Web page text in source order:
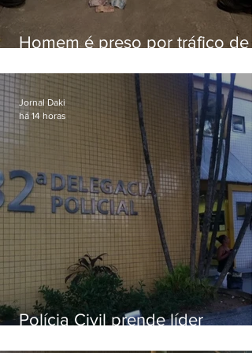
Homem é preso por tráfico de
Polícia Civil prende líder
Jornal Daki
há 14 horas